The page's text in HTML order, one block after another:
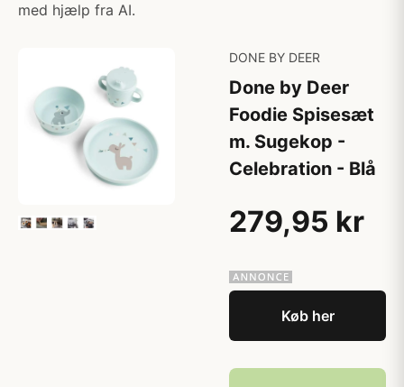
med hjælp fra AI.
DONE BY DEER
Done by Deer
Foodie Spisesæt
m. Sugekop -
Celebration - Blå
279,95 kr
Køb her